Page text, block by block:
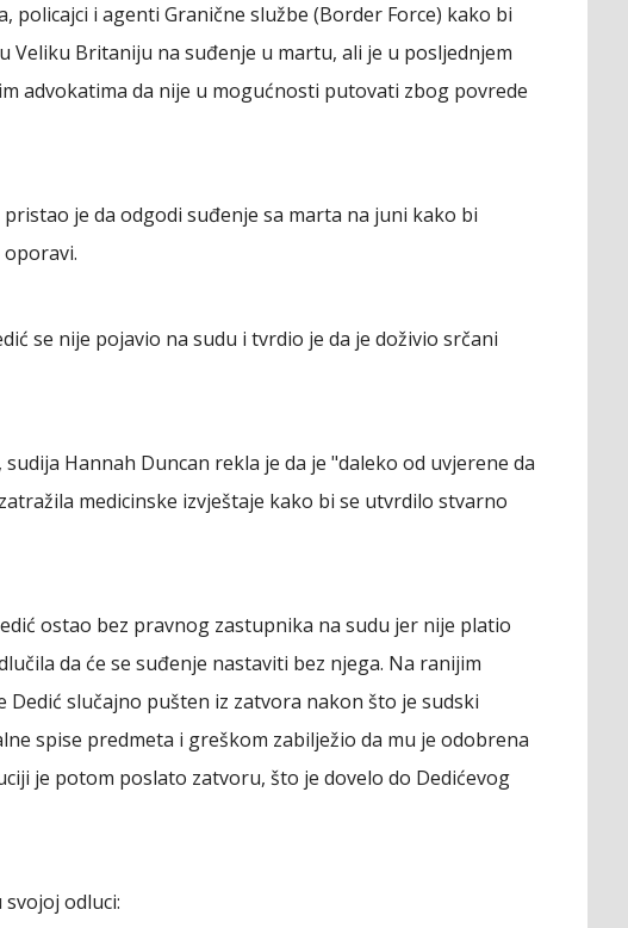
policajci i agenti Granične službe (Border Force) kako bi
Veliku Britaniju na suđenje u martu, ali je u posljednjem
advokatima da nije u mogućnosti putovati zbog povrede
pristao je da odgodi suđenje sa marta na juni kako bi
oporavi.
se nije pojavio na sudu i tvrdio je da je doživio srčani
Hannah Duncan rekla je da je "daleko od uvjerene da
medicinske izvještaje kako bi se utvrdilo stvarno
ostao bez pravnog zastupnika na sudu jer nije platio
da će se suđenje nastaviti bez njega. Na ranijim
Dedić slučajno pušten iz zatvora nakon što je sudski
spise predmeta i greškom zabilježio da mu je odobrena
je potom poslato zatvoru, što je dovelo do Dedićevog
svojoj odluci: